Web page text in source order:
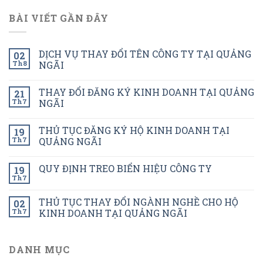
BÀI VIẾT GẦN ĐÂY
02
Th8
DỊCH VỤ THAY ĐỔI TÊN CÔNG TY TẠI QUẢNG
NGÃI
21
Th7
THAY ĐỔI ĐĂNG KÝ KINH DOANH TẠI QUẢNG
NGÃI
19
Th7
THỦ TỤC ĐĂNG KÝ HỘ KINH DOANH TẠI
QUẢNG NGÃI
19
Th7
QUY ĐỊNH TREO BIỂN HIỆU CÔNG TY
02
Th7
THỦ TỤC THAY ĐỔI NGÀNH NGHỀ CHO HỘ
KINH DOANH TẠI QUẢNG NGÃI
DANH MỤC